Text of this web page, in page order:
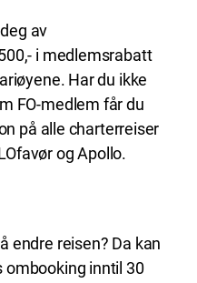
av
i medlemsrabatt
Har du ikke
FO-medlem får du
på alle charterreiser
og Apollo.
endre reisen? Da kan
ombooking inntil 30